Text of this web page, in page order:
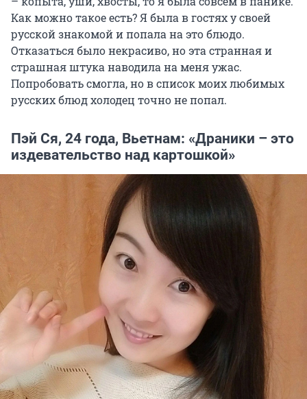
Как можно такое есть? Я была в гостях у своей
русской знакомой и попала на это блюдо.
Отказаться было некрасиво, но эта странная и
страшная штука наводила на меня ужас.
Попробовать смогла, но в список моих любимых
русских блюд холодец точно не попал.
Пэй Ся, 24 года, Вьетнам: «Драники – это
издевательство над картошкой»